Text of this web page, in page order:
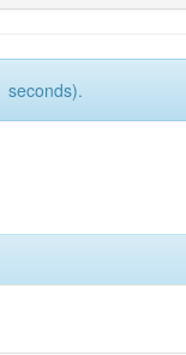
seconds).